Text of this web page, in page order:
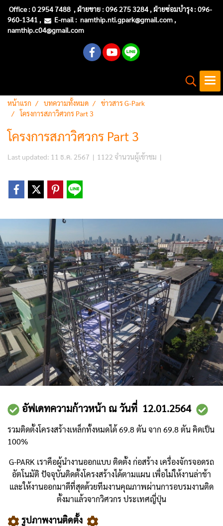
Office :0 2954 7488 , ฝ่ายขาย : 096 275 3284 , ฝ่ายซ่อมบำรุง :096-
960-1341 , E-mail : namthip.nti.gpark@gmail.com ,
namthip.c04@gmail.com
หน้าแรก บทความทั้งหมด
ข่าวสาร G-Park
โครงการสภาวิศวกร Part 3
โครงการสภาวิศวกร Part 3
Last updated: 11 ธ.ค. 2567 | 1122 จำนวนผู้เข้าชม |
อัฟเดทความก้าวหน้า ณ วันที่ 12.01.2564
รวมติดตั้งโครงสร้างเหล็กทั้งหมดได้ 69.8 ตัน จาก 69.8 ตัน คิดเป็น
100%
G-PARK เราคือผู้นำงานออกแบบ ติดตั้ง ก่อสร้าง เครื่องจักรจอดรถ
อัตโนมัติ ปัจจุบันติดตั้งโครงสร้างได้ตามแผน เพื่อไม่ให้งานล่าช้า
และให้งานออกมาดีที่สุดด้วยทีมงานคุณภาพผ่านการอบรมงานติด
ตั้งมาแล้วจากวิศวกร ประเทศญี่ปุ่น
รูปภาพงานติดตั้ง